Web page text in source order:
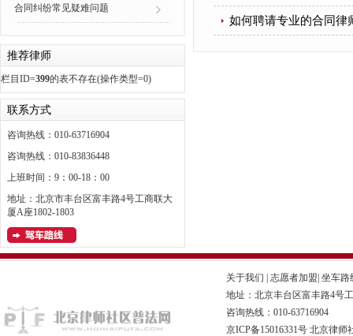
合同纠纷常见疑难问题
推荐律师
栏目ID=399的表不存在(操作类型=0)
联系方式
咨询热线：010-63716904
咨询热线：010-83836448
上班时间：9：00-18：00
地址：北京市丰台区富丰路4号工商联大
厦A座1802-1803
如何聘请专业的合同律
关于我们 志愿者加盟 坐车路
地址：北京丰台区富丰路4号
咨询热线：010-63716904
京ICP备15016331号 北京律师